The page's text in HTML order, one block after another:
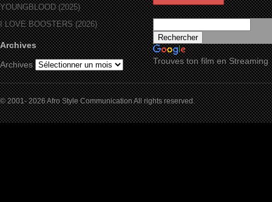
YOUNGBLOOD (2025)
I LOVE BOOSTERS (2026)
Archives
Archives
Trouves ton film en Streaming
© 2001- 2026 Afro Style Communication All rights reserved.